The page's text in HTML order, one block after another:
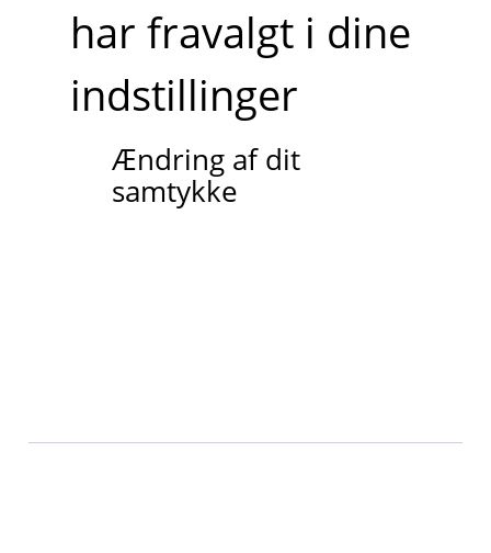
har fravalgt i dine
indstillinger
Ændring af dit
samtykke